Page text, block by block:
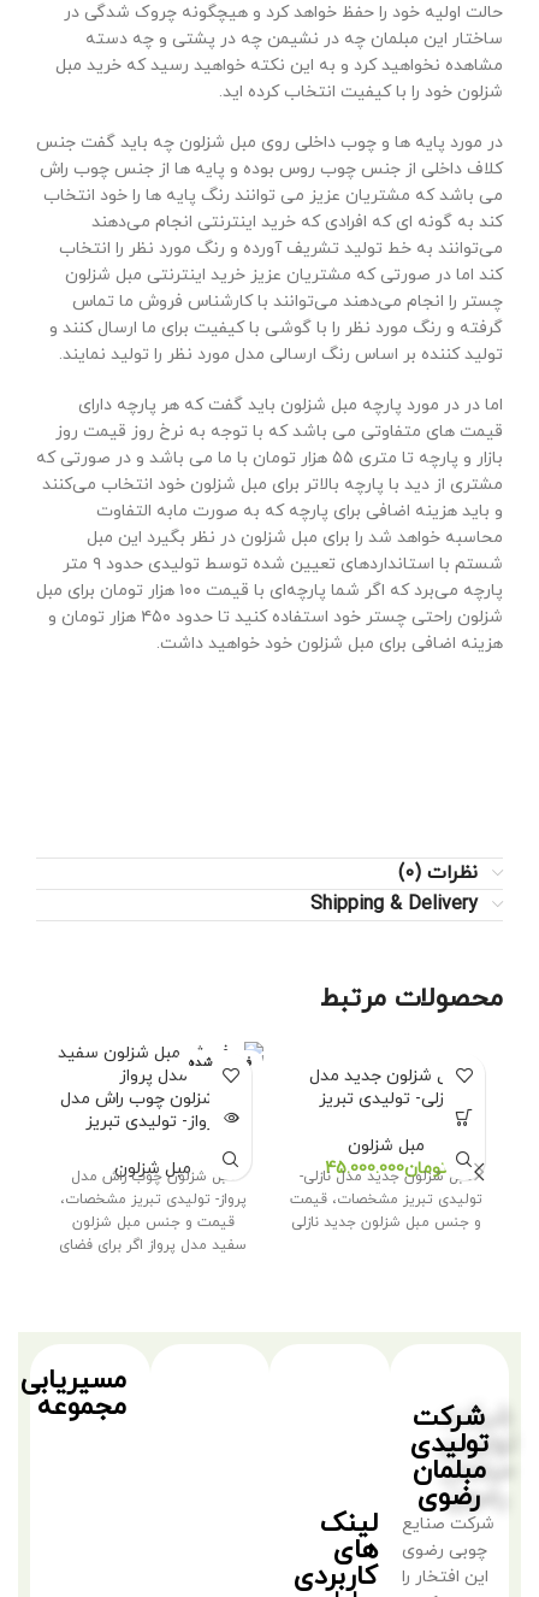
حالت اولیه خود را حفظ خواهد کرد و هیچگونه چروک شدگی در
ساختار این مبلمان چه در نشیمن چه در پشتی و چه دسته
مشاهده نخواهید کرد و به این نکته خواهید رسید که خرید مبل
شزلون خود را با کیفیت انتخاب کرده اید.
در مورد پایه ها و چوب داخلی روی مبل شزلون چه باید گفت جنس
کلاف داخلی از جنس چوب روس بوده و پایه ها از جنس چوب راش
می باشد که مشتریان عزیز می توانند رنگ پایه ها را خود انتخاب
کند به گونه ای که افرادی که خرید اینترنتی انجام می‌دهند
می‌توانند به خط تولید تشریف آورده و رنگ مورد نظر را انتخاب
کند اما در صورتی که مشتریان عزیز خرید اینترنتی مبل شزلون
چستر را انجام می‌دهند می‌توانند با کارشناس فروش ما تماس
گرفته و رنگ مورد نظر را با گوشی با کیفیت برای ما ارسال کنند و
تولید کننده بر اساس رنگ ارسالی مدل مورد نظر را تولید نمایند.
اما در در مورد پارچه مبل شزلون باید گفت که هر پارچه دارای
قیمت های متفاوتی می باشد که با توجه به نرخ روز قیمت روز
بازار و پارچه تا متری ۵۵ هزار تومان با ما می باشد و در صورتی که
مشتری از دید با پارچه بالاتر برای مبل شزلون خود انتخاب می‌کنند
و باید هزینه اضافی برای پارچه که به صورت مابه التفاوت
محاسبه خواهد شد را برای مبل شزلون در نظر بگیرد این مبل
شستم با استانداردهای تعیین شده توسط تولیدی حدود ۹ متر
پارچه می‌برد که اگر شما پارچه‌ای با قیمت ۱۰۰ هزار تومان برای مبل
شزلون راحتی چستر خود استفاده کنید تا حدود ۴۵۰ هزار تومان و
هزینه اضافی برای مبل شزلون خود خواهید داشت.
نظرات (0)
Shipping & Delivery
محصولات مرتبط
مبل شزلون جدید مدل
نازلی- تولیدی تبریز
مبل شزلون
تومان
مبل شزلون جدید مدل نازلی-
تولیدی تبریز مشخصات، قیمت
و جنس مبل شزلون جدید نازلی
فروخته شده
مبل شزلون چوب راش مدل
پرواز- تولیدی تبریز
مبل شزلون
مبل شزلون چوب راش مدل
پرواز- تولیدی تبریز مشخصات،
قیمت و جنس مبل شزلون
سفید مدل پرواز اگر برای فضای
شرکت
تولیدی
مبلمان
رضوی
شرکت صنایع
چوبی رضوی
این افتخار را
لینک
های
کاربردی
مسیریابی
مجموعه